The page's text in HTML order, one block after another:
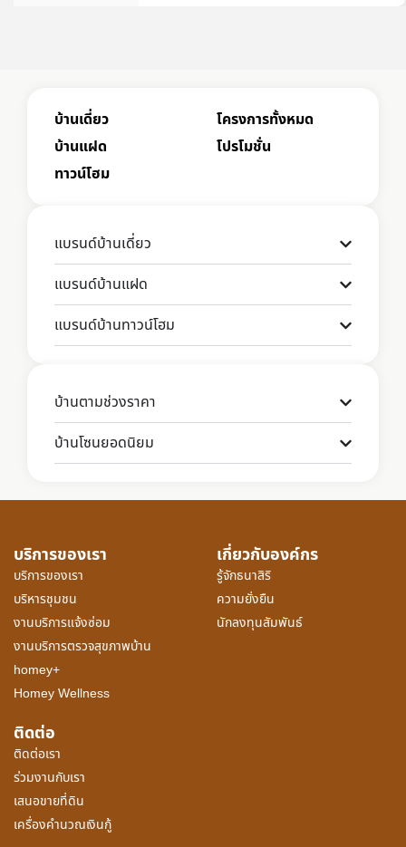
บ้านเดี่ยว
บ้านแฝด
ทาวน์โฮม
โครงการทั้งหมด
โปรโมชั่น
แบรนด์บ้านเดี่ยว
แบรนด์บ้านแฝด
แบรนด์บ้านทาวน์โฮม
บ้านตามช่วงราคา
บ้านโซนยอดนิยม
บริการของเรา
บริการของเรา
บริหารชุมชน
งานบริการแจ้งซ่อม
งานบริการตรวจสุขภาพบ้าน
homey+
Homey Wellness
เกี่ยวกับองค์กร
รู้จักธนาสิริ
ความยั่งยืน
นักลงทุนสัมพันธ์
ติดต่อ
ติดต่อเรา
ร่วมงานกับเรา
เสนอขายที่ดิน
เครื่องคำนวณเงินกู้